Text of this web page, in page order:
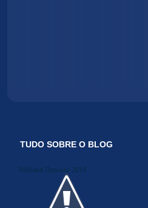
TUDO SOBRE O BLOG
Midiakit Danosse 2014